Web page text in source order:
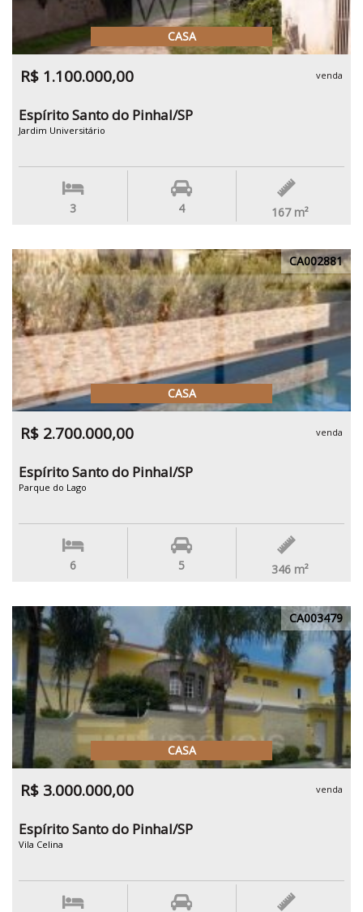
CASA
R$ 1.100.000,00 venda
Espírito Santo do Pinhal/SP
Jardim Universitário
3 4 167 m²
CA002881
CASA
R$ 2.700.000,00 venda
Espírito Santo do Pinhal/SP
Parque do Lago
6 5 346 m²
CA003479
CASA
R$ 3.000.000,00 venda
Espírito Santo do Pinhal/SP
Vila Celina